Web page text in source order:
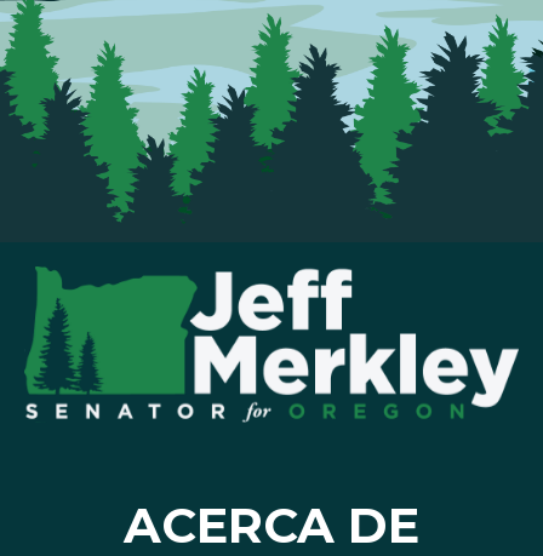
ACERCA DE